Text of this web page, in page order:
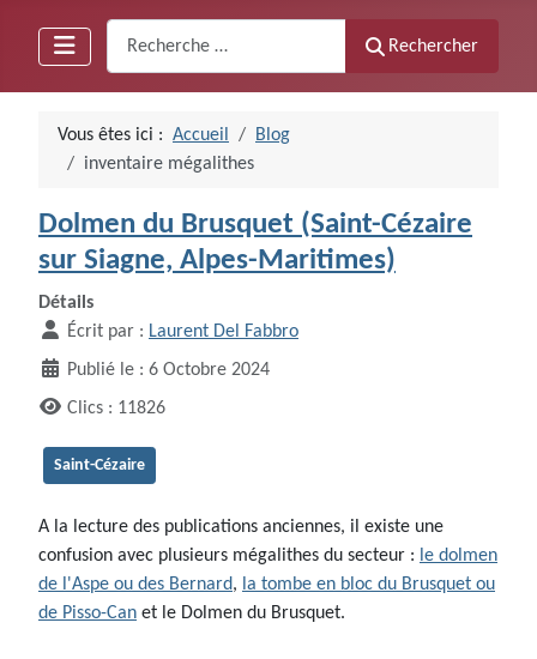
Rechercher
Vous êtes ici : Accueil
Blog
inventaire mégalithes
Dolmen du Brusquet (Saint-Cézaire
sur Siagne, Alpes-Maritimes)
Détails
Écrit par : Laurent Del Fabbro
Publié le : 6 Octobre 2024
Clics : 11826
Saint-Cézaire
A la lecture des publications anciennes, il existe une
confusion avec plusieurs mégalithes du secteur : le dolmen
de l'Aspe ou des Bernard, la tombe en bloc du Brusquet ou
de Pisso-Can et le Dolmen du Brusquet.